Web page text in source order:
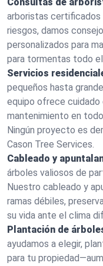
arboristas certificados
riesgos, damos
personalizados para
para tormentas todo el
Servicios
pequeños hasta
equipo ofrece
mantenimiento en
Ningún proyecto es
Cason Tree Services.
Cableado y
árboles valiosos de
Nuestro cableado y
ramas débiles,
su vida ante el clima
Plantación de
ayudamos a elegir,
para tu